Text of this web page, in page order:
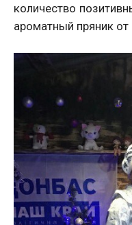
количество
ароматный пряник от